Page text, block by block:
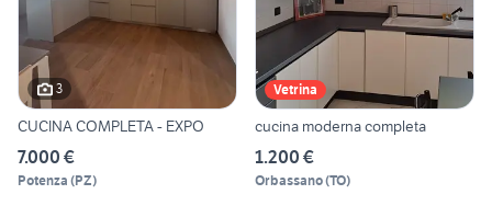
3
CUCINA COMPLETA - EXPO
7.000 €
Potenza (PZ)
Vetrina
cucina moderna completa
1.200 €
Orbassano(TO)